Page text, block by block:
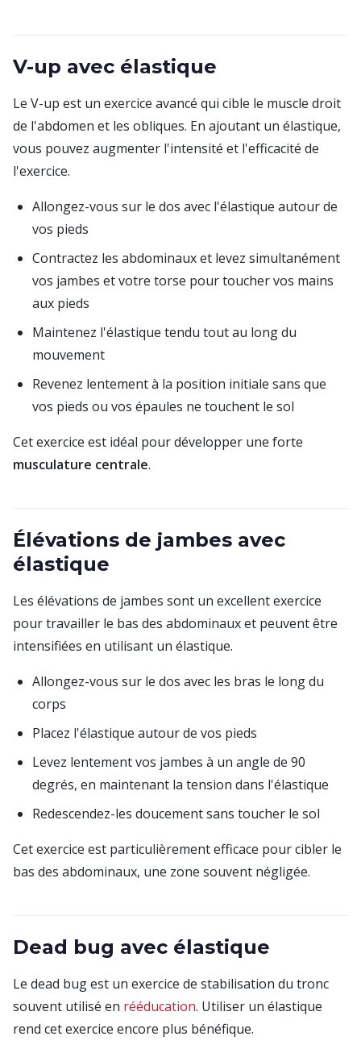
V-up avec élastique
Le V-up est un exercice avancé qui cible le muscle droit
de l'abdomen et les obliques. En ajoutant un élastique,
vous pouvez augmenter l'intensité et l'efficacité de
l'exercice.
Allongez-vous sur le dos avec l'élastique autour de
vos pieds
Contractez les abdominaux et levez simultanément
vos jambes et votre torse pour toucher vos mains
aux pieds
Maintenez l'élastique tendu tout au long du
mouvement
Revenez lentement à la position initiale sans que
vos pieds ou vos épaules ne touchent le sol
Cet exercice est idéal pour développer une forte
musculature centrale.
Élévations de jambes avec
élastique
Les élévations de jambes sont un excellent exercice
pour travailler le bas des abdominaux et peuvent être
intensifiées en utilisant un élastique.
Allongez-vous sur le dos avec les bras le long du
corps
Placez l'élastique autour de vos pieds
Levez lentement vos jambes à un angle de 90
degrés, en maintenant la tension dans l'élastique
Redescendez-les doucement sans toucher le sol
Cet exercice est particulièrement efficace pour cibler le
bas des abdominaux, une zone souvent négligée.
Dead bug avec élastique
Le dead bug est un exercice de stabilisation du tronc
souvent utilisé en rééducation. Utiliser un élastique
rend cet exercice encore plus bénéfique.